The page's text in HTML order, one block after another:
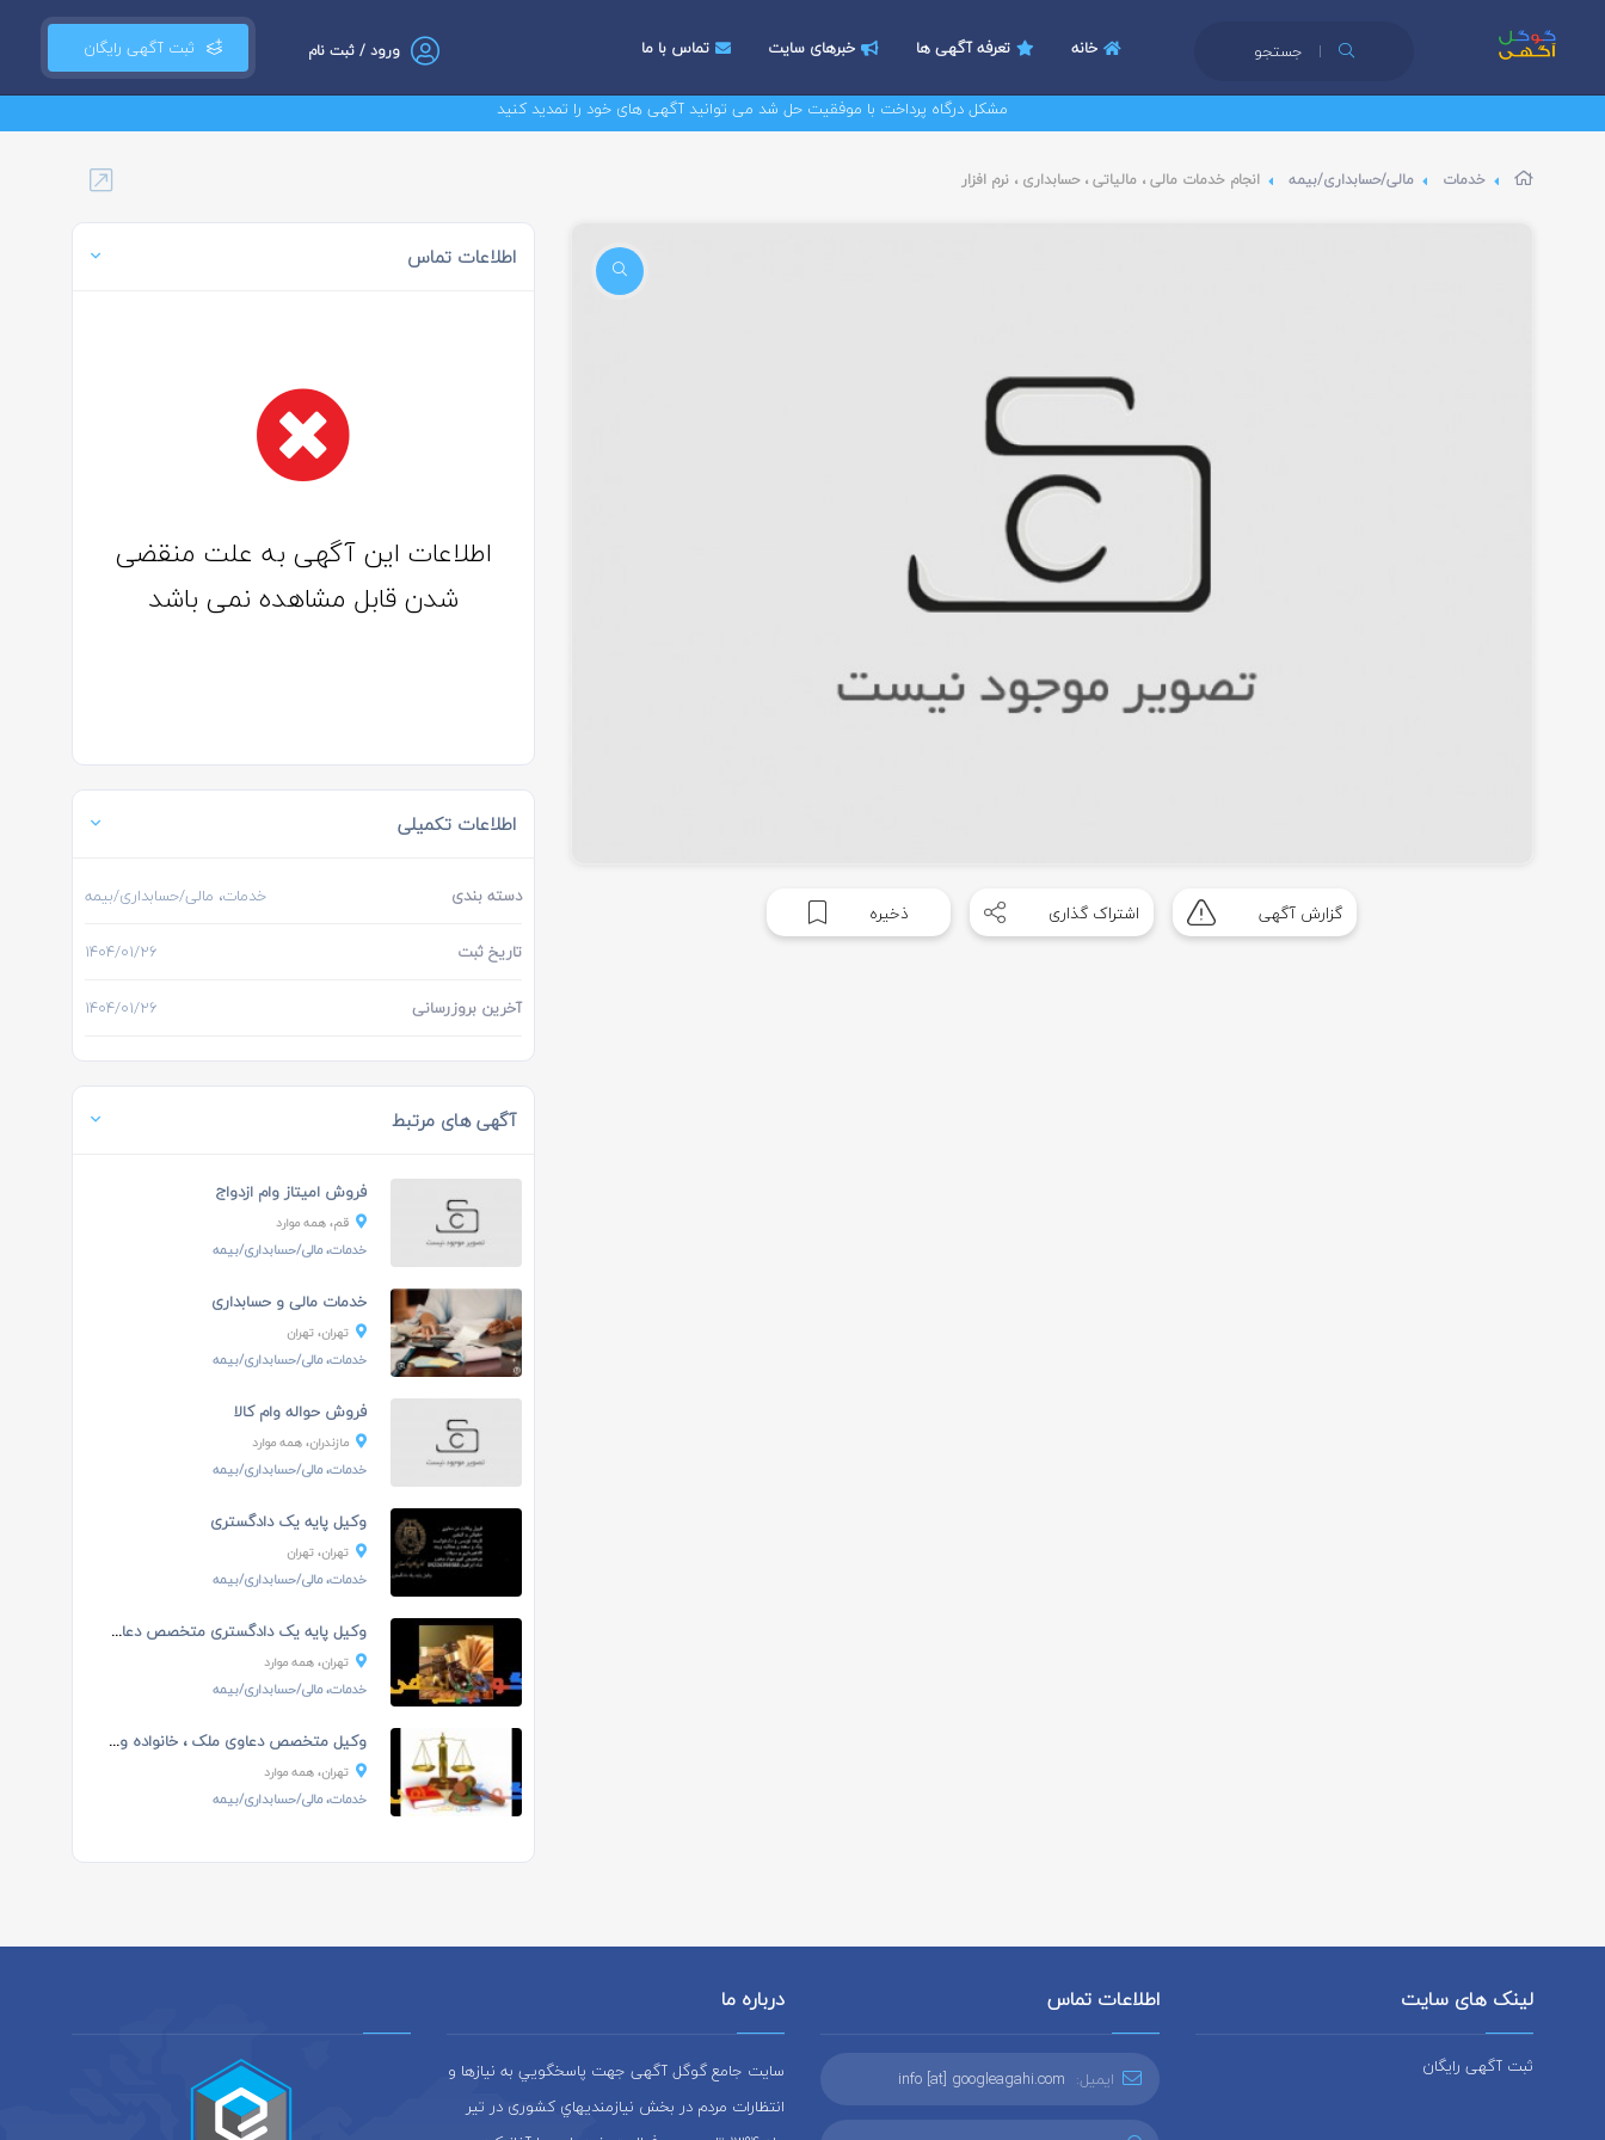
جستجو ثبت آگهی رایگان ورود / ثبت نام خانه تعرفه آگهی ها خبرهای سایت تماس با ما
مشکل درگاه پرداخت با موفقیت حل شد می توانید آگهی های خود را تمدید کنید
خدمات مالی/حسابداری/بیمه انجام خدمات مالی ، مالیاتی ، حسابداری ، نرم افزار
گزارش آگهی اشتراک گذاری ذخیره
اطلاعات تماس
اطلاعات این آگهی به علت منقضی
شدن قابل مشاهده نمی باشد
اطلاعات تکمیلی
دسته بندی خدمات، مالی/حسابداری/بیمه
تاریخ ثبت ۱۴۰۴/۰۱/۲۶
آخرین بروزرسانی ۱۴۰۴/۰۱/۲۶
آگهی های مرتبط
فروش امیتاز وام ازدواج
قم، همه موارد
خدمات، مالی/حسابداری/بیمه
خدمات مالی و حسابداری
تهران، تهران
خدمات، مالی/حسابداری/بیمه
فروش حواله وام کالا
مازندران، همه موارد
خدمات، مالی/حسابداری/بیمه
وکیل پایه یک دادگستری
تهران، تهران
خدمات، مالی/حسابداری/بیمه
وکیل پایه یک دادگستری متخصص دعاوی کیفری و مواد ...
تهران، همه موارد
خدمات، مالی/حسابداری/بیمه
وکیل متخصص دعاوی ملک ، خانواده و امور کیفری ...
تهران، همه موارد
خدمات، مالی/حسابداری/بیمه
لینک های سایت
ثبت آگهی رایگان
اطلاعات تماس
ایمیل: info [at] googleagahi.com
درباره ما
سایت جامع گوگل آگهی جهت پاسخگويي به نيازها و
انتظارات مردم در بخش نيازمنديهاي کشوری در تير